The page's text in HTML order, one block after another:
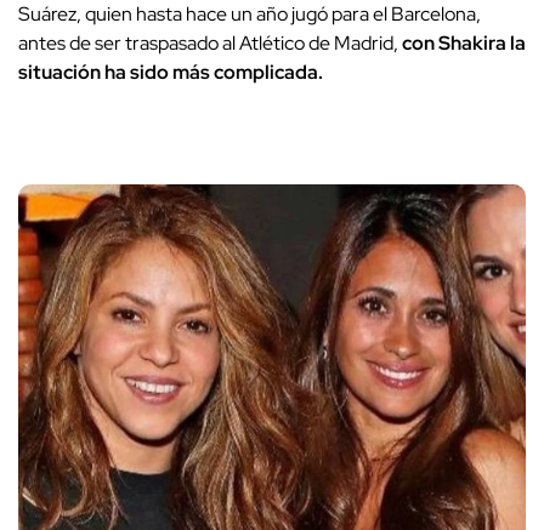
Suárez, quien hasta hace un año jugó para el Barcelona,
antes de ser traspasado al Atlético de Madrid,con Shakira la
situación ha sido más complicada.